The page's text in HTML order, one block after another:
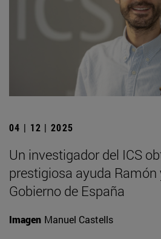
04 | 12 | 2025
Un investigador del ICS
prestigiosa ayuda Ramón
Gobierno de España
Imagen Manuel Castells